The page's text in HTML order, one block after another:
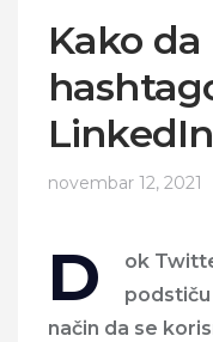
Kako
novembar 12, 2021
D
ok
način da se